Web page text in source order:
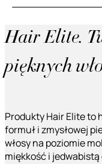
Hair Elite.
pięknych
Produkty Hair Elite to
formuł i zmysłowej
włosy na poziomie
miękkość i jedwabistą